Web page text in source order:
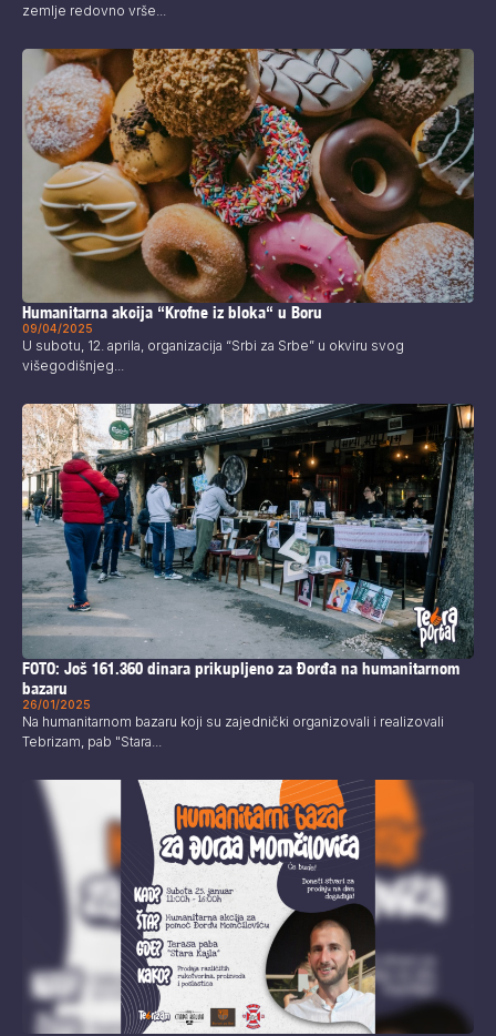
zemlje redovno vrše...
Humanitarna akcija “Krofne iz bloka“ u Boru
09/04/2025
U subotu, 12. aprila, organizacija “Srbi za Srbe” u okviru svog
višegodišnjeg...
FOTO: Još 161.360 dinara prikupljeno za Đorđa na humanitarnom
bazaru
26/01/2025
Na humanitarnom bazaru koji su zajednički organizovali i realizovali
Tebrizam, pab "Stara...